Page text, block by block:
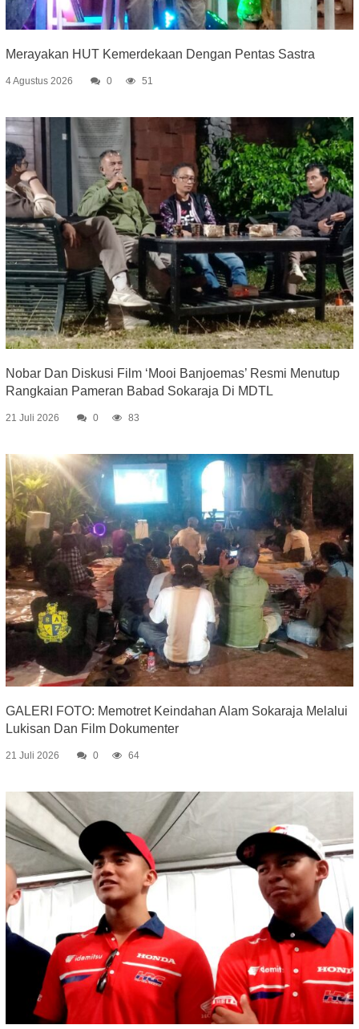
Merayakan HUT Kemerdekaan Dengan Pentas Sastra
4 Agustus 2026 0 51
Nobar Dan Diskusi Film ‘Mooi Banjoemas’ Resmi Menutup
Rangkaian Pameran Babad Sokaraja Di MDTL
21 Juli 2026 0 83
GALERI FOTO: Memotret Keindahan Alam Sokaraja Melalui
Lukisan Dan Film Dokumenter
21 Juli 2026 0 64